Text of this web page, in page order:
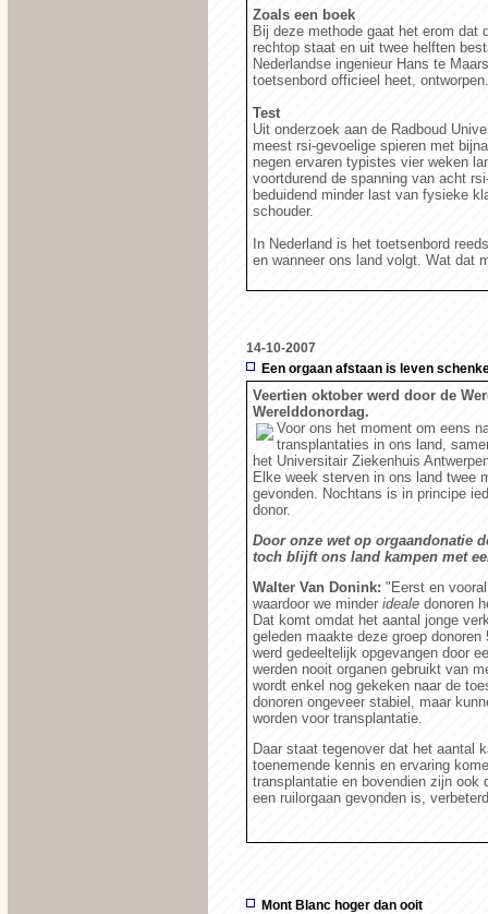
Zoals een boek
Bij deze methode gaat het erom dat
rechtop staat en uit twee helften
Nederlandse ingenieur Hans te
toetsenbord officieel heet, ontworpen.
Test
Uit onderzoek aan de Radboud
meest rsi-gevoelige spieren met
negen ervaren typistes vier weken
voortdurend de spanning van acht
beduidend minder last van fysieke
schouder.
In Nederland is het toetsenbord
en wanneer ons land volgt. Wat dat
14-10-2007
Een orgaan afstaan is leven
Veertien oktober werd door de
Werelddonordag.
Voor ons het moment om eens
transplantaties in ons land,
het Universitair Ziekenhuis
Elke week sterven in ons land twee
gevonden. Nochtans is in principe
donor.
Door onze wet op orgaandonatie
toch blijft ons land kampen met
Walter Van Donink: "Eerst en
waardoor we minder ideale donoren
Dat komt omdat het aantal jonge
geleden maakte deze groep
werd gedeeltelijk opgevangen door
werden nooit organen gebruikt van
wordt enkel nog gekeken naar de
donoren ongeveer stabiel, maar
worden voor transplantatie.
Daar staat tegenover dat het aantal
toenemende kennis en ervaring
transplantatie en bovendien zijn ook
een ruilorgaan gevonden is,
Mont Blanc hoger dan ooit